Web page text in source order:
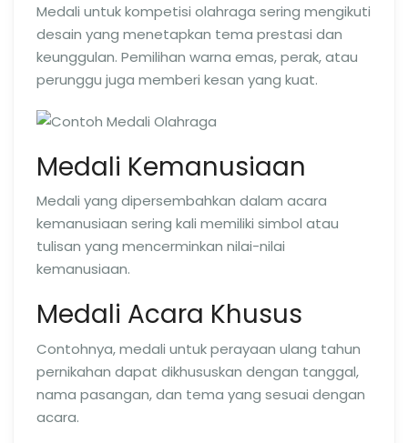
Medali untuk kompetisi olahraga sering mengikuti
desain yang menetapkan tema prestasi dan
keunggulan. Pemilihan warna emas, perak, atau
perunggu juga memberi kesan yang kuat.
Medali Kemanusiaan
Medali yang dipersembahkan dalam acara
kemanusiaan sering kali memiliki simbol atau
tulisan yang mencerminkan nilai-nilai
kemanusiaan.
Medali Acara Khusus
Contohnya, medali untuk perayaan ulang tahun
pernikahan dapat dikhususkan dengan tanggal,
nama pasangan, dan tema yang sesuai dengan
acara.